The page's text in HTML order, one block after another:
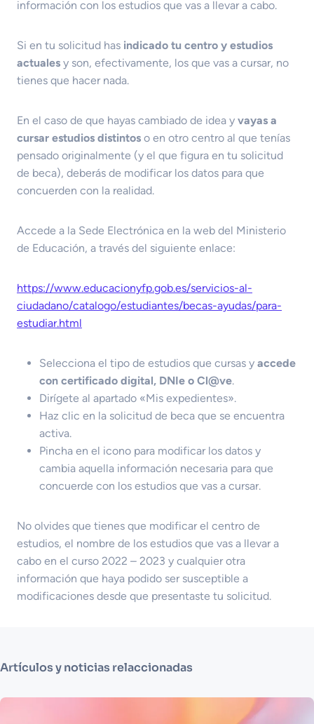
información con los estudios que vas a llevar a cabo.
Si en tu solicitud has indicado tu centro y estudios
actuales y son, efectivamente, los que vas a cursar, no
tienes que hacer nada.
En el caso de que hayas cambiado de idea y vayas a
cursar estudios distintos o en otro centro al que tenías
pensado originalmente (y el que figura en tu solicitud
de beca), deberás de modificar los datos para que
concuerden con la realidad.
Accede a la Sede Electrónica en la web del Ministerio
de Educación, a través del siguiente enlace:
https://www.educacionyfp.gob.es/servicios-al-
ciudadano/catalogo/estudiantes/becas-ayudas/para-
estudiar.html
Selecciona el tipo de estudios que cursas y accede
con certificado digital, DNIe o Cl@ve.
Dirígete al apartado «Mis expedientes».
Haz clic en la solicitud de beca que se encuentra
activa.
Pincha en el icono para modificar los datos y
cambia aquella información necesaria para que
concuerde con los estudios que vas a cursar.
No olvides que tienes que modificar el centro de
estudios, el nombre de los estudios que vas a llevar a
cabo en el curso 2022 – 2023 y cualquier otra
información que haya podido ser susceptible a
modificaciones desde que presentaste tu solicitud.
Artículos y noticias relaccionadas